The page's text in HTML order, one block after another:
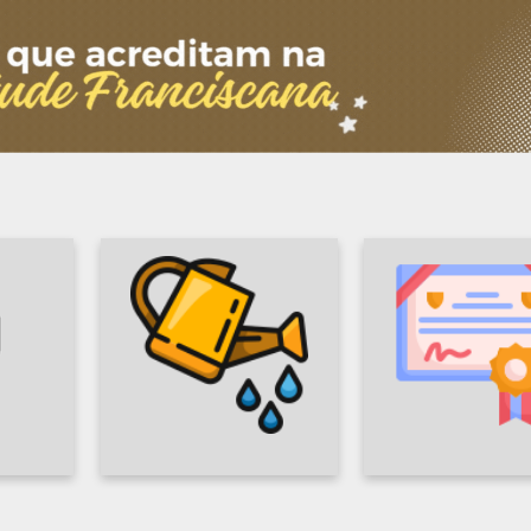
REDE DE
BENFEITORES
JUFRA